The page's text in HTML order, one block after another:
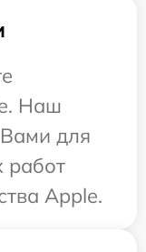
Наш
Вами для
работ
Apple.